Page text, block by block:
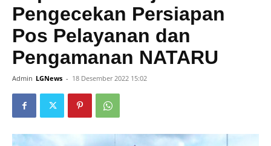
News
Pengecekan Persiapan
Pos Pelayanan dan
Pengamanan NATARU
Admin LGNews - 18 Desember 2022 15:02